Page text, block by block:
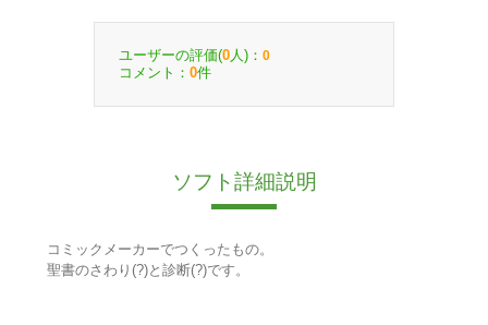
ユーザーの評価(0 人)： 0
コメント： 0件
ソフト詳細説明
コミックメーカーでつくったもの。
聖書のさわり(?)と診断(?)です。